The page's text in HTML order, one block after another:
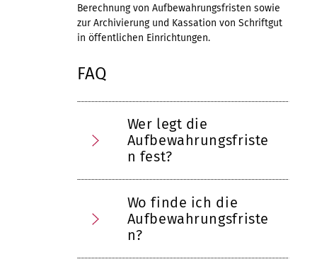
Berechnung von Aufbewahrungsfristen sowie
zur Archivierung und Kassation von Schriftgut
in öffentlichen Einrichtungen.
FAQ
Wer legt die
Aufbewahrungsfriste
n fest?
Wo finde ich die
Aufbewahrungsfriste
n?